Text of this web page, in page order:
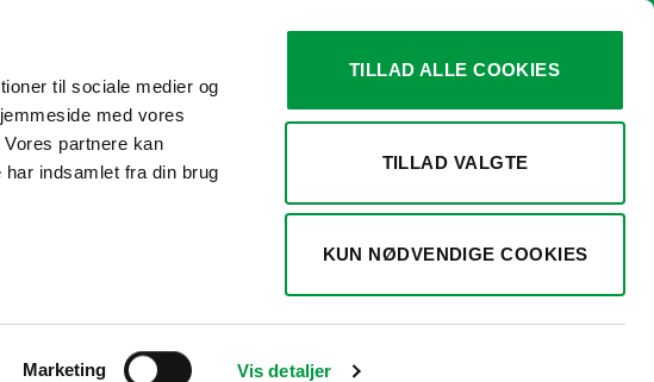
til sociale medier og
med vores
partnere kan
indsamlet fra din brug
Marketing Vis detaljer
TILLAD ALLE COOKIES
TILLAD VALGTE
KUN NØDVENDIGE COOKIES